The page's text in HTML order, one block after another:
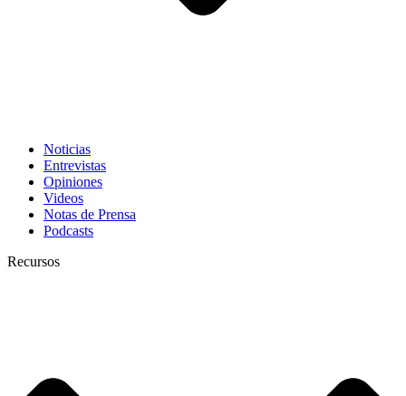
Noticias
Entrevistas
Opiniones
Videos
Notas de Prensa
Podcasts
Recursos